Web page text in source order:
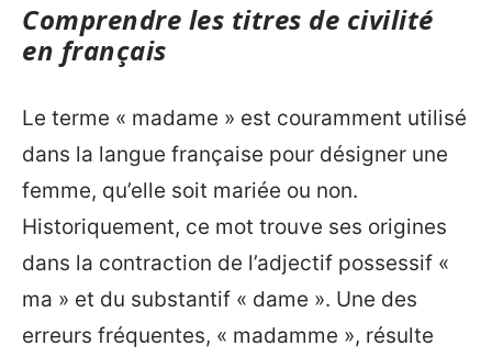
Comprendre les titres de civilité
en français
Le terme « madame » est couramment utilisé
dans la langue française pour désigner une
femme, qu’elle soit mariée ou non.
Historiquement, ce mot trouve ses origines
dans la contraction de l’adjectif possessif «
ma » et du substantif « dame ». Une des
erreurs fréquentes, « madamme », résulte